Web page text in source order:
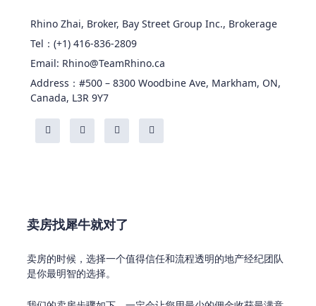
Rhino Zhai, Broker, Bay Street Group Inc., Brokerage
Tel：(+1) 416-836-2809
Email: Rhino@TeamRhino.ca
Address：#500 – 8300 Woodbine Ave, Markham, ON,
Canada, L3R 9Y7
卖房找犀牛就对了
卖房的时候，选择一个值得信任和流程透明的地产经纪团队
是你最明智的选择。